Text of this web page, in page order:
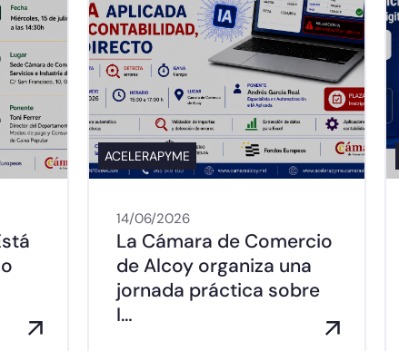
ACELERAPYME
14/06/2026
La Cámara de Comercio
de Alcoy organiza una
jornada práctica sobre
I…